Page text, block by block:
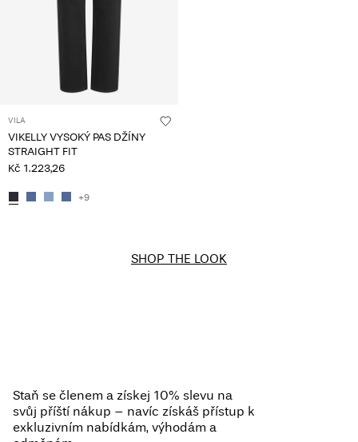
VILA
VIKELLY VYSOKÝ PAS DŽÍNY
STRAIGHT FIT
Kč 1.223,26
+9
SHOP THE LOOK
Staň se členem a získej 10% slevu na
svůj příští nákup – navíc získáš přístup k
exkluzivním nabídkám, výhodám a